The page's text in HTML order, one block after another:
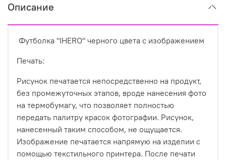
Описание
Футболка "IHERO" черного цвета с изображением
Печать:
Рисунок печатается непосредственно на продукт,
без промежуточных этапов, вроде нанесения фото
на термобумагу, что позволяет полностью
передать палитру красок фотографии. Рисунок,
нанесенный таким способом, не ощущается.
Изображение печатается напрямую на изделии с
помощью текстильного принтера. После печати